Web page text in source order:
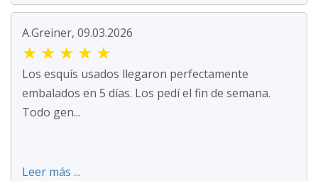
A.Greiner, 09.03.2026
★ ★ ★ ★ ★
Los esquís usados llegaron perfectamente
embalados en 5 días. Los pedí el fin de semana.
Todo gen...
Leer más ...